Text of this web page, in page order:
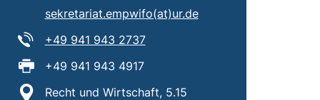
Sekundäre E-Mail Adresse:
sekretariat.empwifo​(at)​ur.de(öffnet Ihr E-Mail-
Tel:
+49 941 943 2737(startet einen Telefonanruf,
Fax:
+49 941 943 4917
Standort:
Recht und Wirtschaft, 5.15